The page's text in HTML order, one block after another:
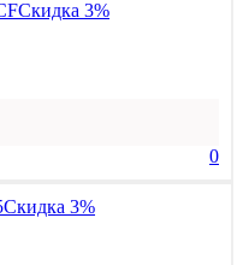
Скидка 3%
0
Скидка 3%